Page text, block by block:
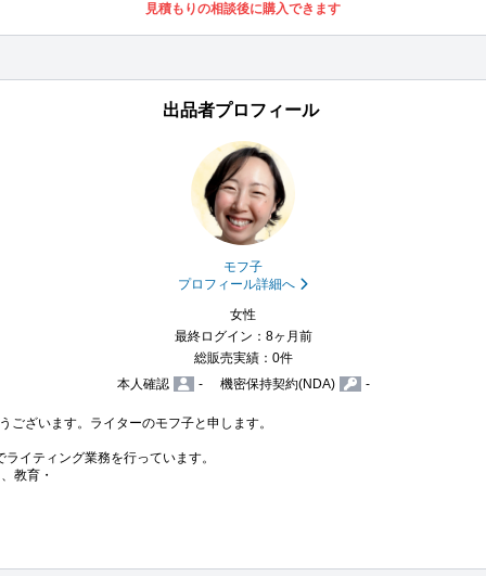
見積もりの相談後に購入できます
出品者プロフィール
モフ子
プロフィール詳細へ
女性
最終ログイン：8ヶ月前
総販売実績：0件
本人確認
- 機密保持契約(NDA) -
ございます。ライターのモフ子と申します。
イティング業務を行っています。
教育・